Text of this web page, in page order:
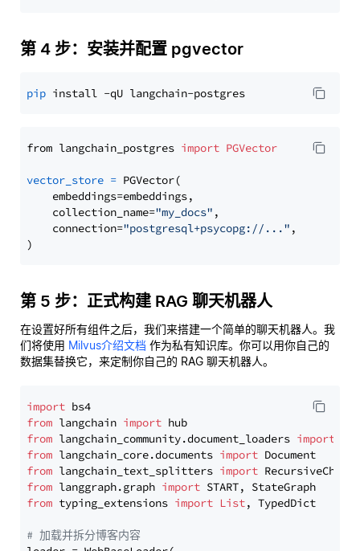
第 4 步：安装并配置 pgvector
pip
from langchain_postgres import PGVector
vector_store = PGVector(
    embeddings=embeddings,
    collection_name=
"my_docs" ,
    connection=
"postgresql+psycopg://..." ,
第 5 步：正式构建 RAG 聊天机器人
在设置好所有组件之后，我们来搭建一个简单的聊天机器人。我
们将使用 Milvus介绍文档 作为私有知识库。你可以用你自己的
数据集替换它，来定制你自己的 RAG 聊天机器人。
import
from langchain import
from langchain_community.document_loaders import
from langchain_core.documents import
from langchain_text_splitters import
from langgraph.graph import
from typing_extensions import List, TypedDict
# 加载并拆分博客内容